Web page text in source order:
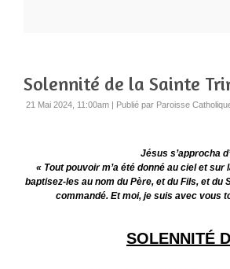
Solennité de la Sainte
21 Mai 2024, 11:00am | Publié par Paroisse
Jésus s’approcha
« Tout pouvoir m’a été donné au ciel et
baptisez-les au nom du Père, et du Fils, et
commandé. Et moi, je suis avec vous
SOLENNITÉ